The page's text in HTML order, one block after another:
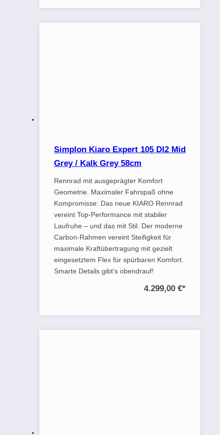
Simplon Kiaro Expert 105 DI2 Mid
Grey / Kalk Grey 58cm
Rennrad mit ausgeprägter Komfort
Geometrie. Maximaler Fahrspaß ohne
Kompromisse: Das neue KIARO Rennrad
vereint Top-Performance mit stabiler
Laufruhe – und das mit Stil. Der moderne
Carbon-Rahmen vereint Steifigkeit für
maximale Kraftübertragung mit gezielt
eingesetztem Flex für spürbaren Komfort.
Smarte Details gibt’s obendrauf!
4.299,00 €*